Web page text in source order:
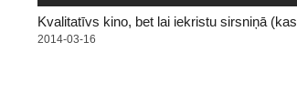
Kvalitatīvs kino, bet lai iekristu sirsniņā
2014-03-16